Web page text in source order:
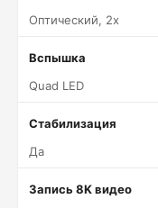
Оптический, 2x
Вспышка
Quad LED
Стабилизация
Да
Запись 8K видео